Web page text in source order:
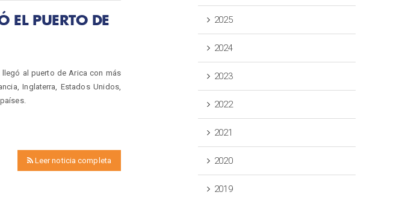
EL PUERTO DE
al puerto de Arica con más
Inglaterra, Estados Unidos,
Leer noticia completa
2025
2024
2023
2022
2021
2020
2019